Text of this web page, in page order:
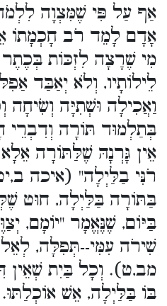
אַף עַל פִּי שֶׁמִּצְוָה
אָדָם לָמֵד רֹב חָכְמָתוֹ
מִי שֶׁרָצָה לִזְכּוֹת
לֵילוֹתָיו, וְלֹא יְאַבַּד
וַאֲכִילָה וּשְׁתִיָּה וְשִׂיחָה
בְּתַלְמוּד תּוֹרָה וְדִבְרֵי
אֵין גָּרְנָהּ שֶׁלַּתּוֹרָה
רֹנִּי בַלַּיְלָה" (איכה
בַּתּוֹרָה בַּלַּיְלָה, חוּט
בַּיּוֹם, שֶׁנֶּאֱמָר "יוֹמָם,
שִׁירֹה עִמִּי--תְּפִלָּה,
מב,ט). וְכָל בַּיִת שְׁאֵין
בּוֹ בַּלַּיְלָה, אֵשׁ אוֹכְלַתּוּ.